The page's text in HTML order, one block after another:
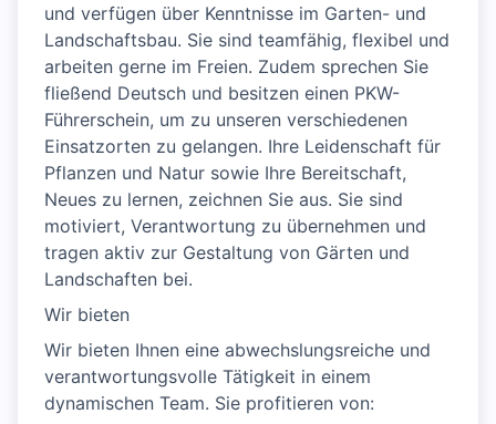
und verfügen über Kenntnisse im Garten- und
Landschaftsbau. Sie sind teamfähig, flexibel und
arbeiten gerne im Freien. Zudem sprechen Sie
fließend Deutsch und besitzen einen PKW-
Führerschein, um zu unseren verschiedenen
Einsatzorten zu gelangen. Ihre Leidenschaft für
Pflanzen und Natur sowie Ihre Bereitschaft,
Neues zu lernen, zeichnen Sie aus. Sie sind
motiviert, Verantwortung zu übernehmen und
tragen aktiv zur Gestaltung von Gärten und
Landschaften bei.
Wir bieten
Wir bieten Ihnen eine abwechslungsreiche und
verantwortungsvolle Tätigkeit in einem
dynamischen Team. Sie profitieren von: